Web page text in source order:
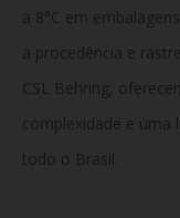
a 8°C em
a procedência e
CSL Behring,
complexidade e uma
todo o Brasil.